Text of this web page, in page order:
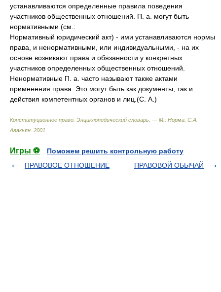
устанавливаются определенные правила поведения
участников общественных отношений. П. а. могут быть
нормативными (см.:
Нормативный юридический акт) - ими устанавливаются нормы
права, и ненормативными, или индивидуальными, - на их
основе возникают права и обязанности у конкретных
участников определенных общественных отношений.
Ненормативные П. а. часто называют также актами
применения права. Это могут быть как документы, так и
действия компетентных органов и лиц.(С. А.)
Конституционное право. Энциклопедический словарь. — М.: Норма С.А.
Авакьян 2001
Игры ⚽
Поможем решить контрольную работу
ПРАВОВОЕ ОТНОШЕНИЕ
ПРАВОВОЙ ОБЫЧАЙ